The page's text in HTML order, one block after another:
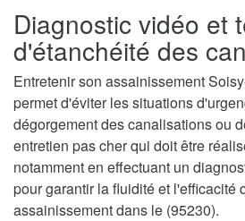
Diagnostic vidéo et
d'étanchéité des
Entretenir son assainissement
permet d'éviter les situations
dégorgement des canalisations ou
entretien pas cher qui doit être
notamment en effectuant un
pour garantir la fluidité et l'efficacité
assainissement dans le (95230).